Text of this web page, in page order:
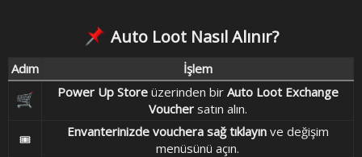
Auto Loot Nasıl Alınır?​
Adım​
İşlem​
Power Up Storeüzerinden bir Auto Loot Exchange
Vouchersatın alın.​
🎟​
Envanterinizde vouchera sağ tıklayınve değişim
menüsünü açın.​